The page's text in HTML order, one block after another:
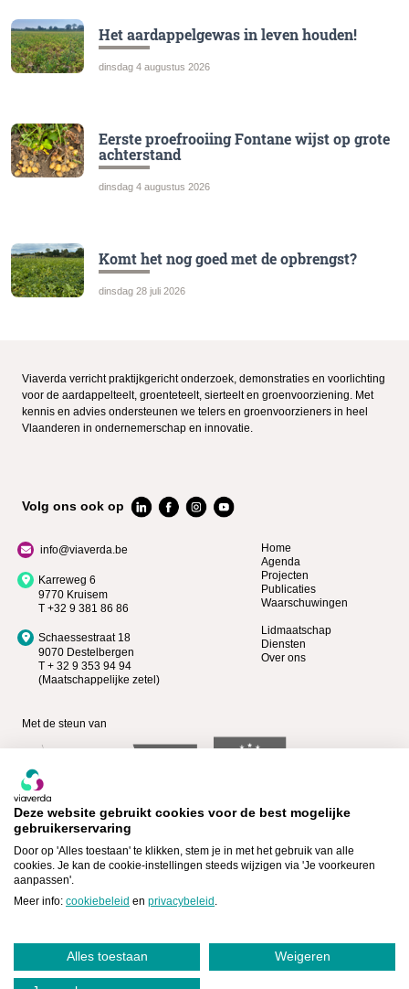
Het aardappelgewas in leven houden!
dinsdag 4 augustus 2026
Eerste proefrooiing Fontane wijst op grote
achterstand
dinsdag 4 augustus 2026
Komt het nog goed met de opbrengst?
dinsdag 28 juli 2026
Viaverda verricht praktijkgericht onderzoek, demonstraties en voorlichting
voor de aardappelteelt, groenteteelt, sierteelt en groenvoorziening. Met
kennis en advies ondersteunen we telers en groenvoorzieners in heel
Vlaanderen in ondernemerschap en innovatie.
Volg ons ook op
info@viaverda.be
Karreweg 6
9770 Kruisem
T +32 9 381 86 86
Schaessestraat 18
9070 Destelbergen
T + 32 9 353 94 94
(Maatschappelijke zetel)
Home
Agenda
Projecten
Publicaties
Waarschuwingen
Lidmaatschap
Diensten
Over ons
Met de steun van
Bekijk wie Premium lid is >
Lid worden >
Deze website gebruikt cookies voor de best mogelijke
gebruikerservaring
Door op 'Alles toestaan' te klikken, stem je in met het gebruik van alle
cookies. Je kan de cookie-instellingen steeds wijzigen via 'Je voorkeuren
aanpassen'.
Meer info: cookiebeleid en privacybeleid .
Alles toestaan Weigeren